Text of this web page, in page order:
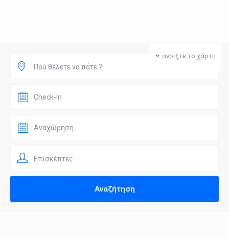
ανοίξτε το χάρτη
Πού θέλετε να πάτε ?
Επισκέπτες